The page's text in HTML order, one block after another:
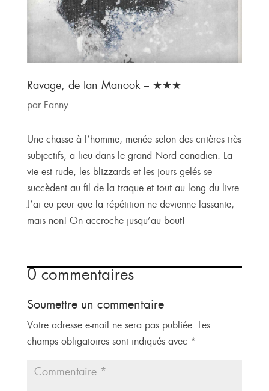
Ravage, de Ian Manook – ★★★
par Fanny
Une chasse à l’homme, menée selon des critères très
subjectifs, a lieu dans le grand Nord canadien. La
vie est rude, les blizzards et les jours gelés se
succèdent au fil de la traque et tout au long du livre.
J’ai eu peur que la répétition ne devienne lassante,
mais non! On accroche jusqu’au bout!
0 commentaires
Soumettre un commentaire
Votre adresse e-mail ne sera pas publiée. Les
champs obligatoires sont indiqués avec *